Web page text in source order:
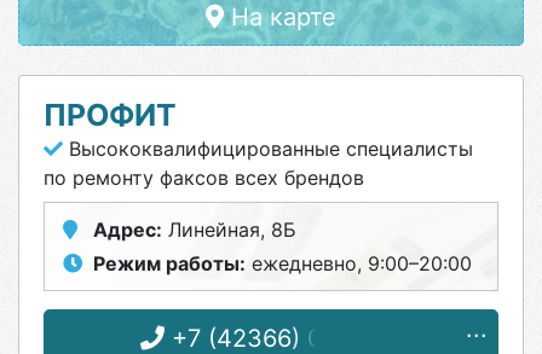
На карте
ПРОФИТ
Высококвалифицированные специалисты
по ремонту факсов всех брендов
Адрес: Линейная, 8Б
Режим работы: ежедневно, 9:00–20:00
+7 (42366) 0-43-31